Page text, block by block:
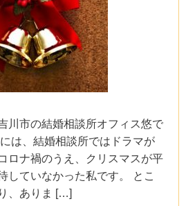
川市の結婚相談所オフィス悠で
は、結婚相談所ではドラマが
ロナ禍のうえ、クリスマスが平
していなかった私です。 とこ
、ありま […]